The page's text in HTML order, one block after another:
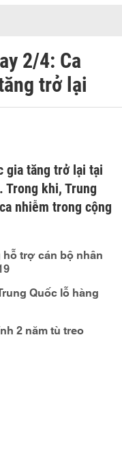
2/4: Ca
trở lại
gia tăng trở lại tại
Trong khi, Trung
nhiễm trong cộng
hỗ trợ cán bộ nhân
Quốc lỗ hàng
2 năm tù treo